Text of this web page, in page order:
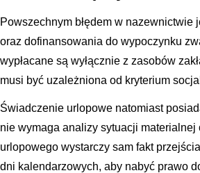
Powszechnym błędem w
oraz dofinansowania do wypoczynku
wypłacane są wyłącznie z zasobów
musi być uzależniona od kryterium
Świadczenie urlopowe natomiast
nie wymaga analizy sytuacji
urlopowego wystarczy sam fakt
dni kalendarzowych, aby nabyć prawo